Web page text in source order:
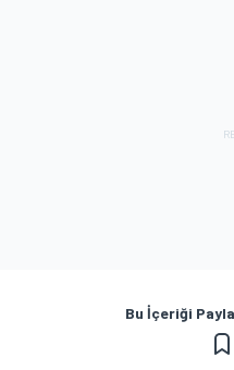
Bu İçeriği